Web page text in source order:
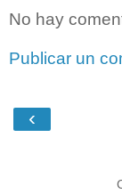
No hay
Publicar un
‹